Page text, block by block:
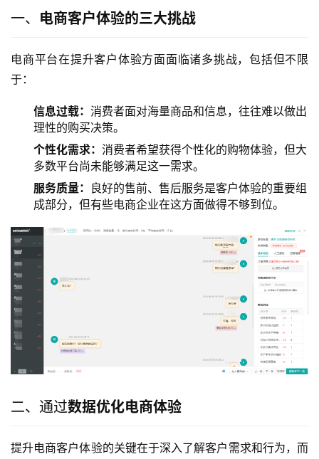
一、 电商客户体验的三大挑战
电商平台在提升客户体验方面面临诸多挑战，包括但不限
于：
信息过载： 消费者面对海量商品和信息，往往难以做出
理性的购买决策。
个性化需求： 消费者希望获得个性化的购物体验，但大
多数平台尚未能够满足这一需求。
服务质量： 良好的售前、售后服务是客户体验的重要组
成部分，但有些电商企业在这方面做得不够到位。
二、通过数据优化电商体验
提升电商客户体验的关键在于深入了解客户需求和行为，而